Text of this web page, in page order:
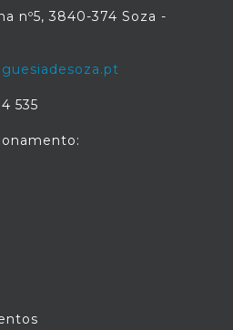
nº5, 3840-374 Soza -
535